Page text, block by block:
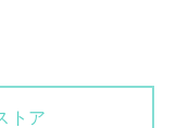
トア